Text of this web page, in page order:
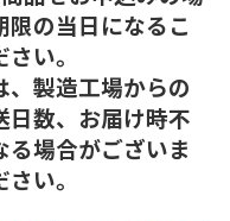
の当日になるこ
い。
製造工場からの
日数、お届け時不
場合がございま
い。